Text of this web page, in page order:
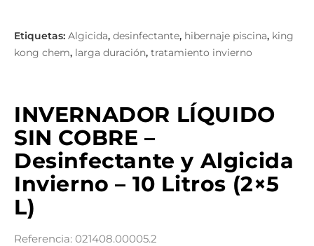
Algicida, desinfectante, hibernaje piscina, king
kong chem, larga duración, tratamiento invierno
INVERNADOR LÍQUIDO
SIN COBRE –
Desinfectante y Algicida
Invierno – 10 Litros (2×5
L)
Referencia: 021408.00005.2